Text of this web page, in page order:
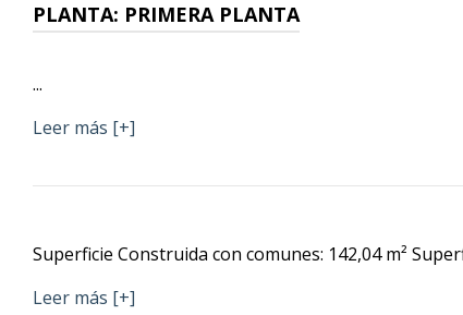
PLANTA: PRIMERA PLANTA
...
Leer más [+]
Superficie Construida con comunes: 142,04 m²
Leer más [+]